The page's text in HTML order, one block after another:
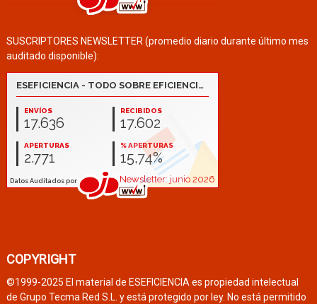
SUSCRIPTORES NEWSLETTER (promedio diario durante último mes
auditado disponible):
COPYRIGHT
©1999-2025 El material de ESEFICIENCIA es propiedad intelectual
de Grupo Tecma Red S.L. y está protegido por ley. No está permitido